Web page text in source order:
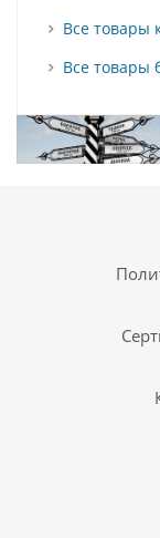
Все товары
Все товары